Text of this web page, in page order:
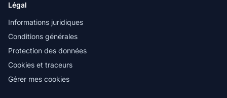
Légal
Informations juridiques
Conditions générales
Protection des données
Cookies et traceurs
Gérer mes cookies